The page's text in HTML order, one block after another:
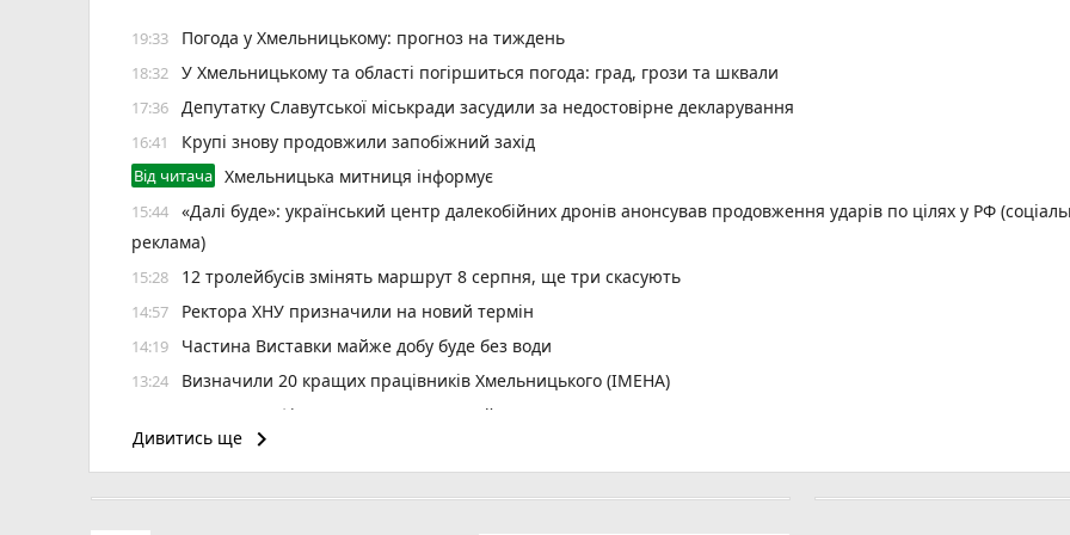
19:33 Погода у Хмельницькому: прогноз на тиждень
18:32 У Хмельницькому та області погіршиться погода: град, грози та шквали
17:36 Депутатку Славутської міськради засудили за недостовірне декларування
16:41 Крупі знову продовжили запобіжний захід
Від читача Хмельницька митниця інформує
15:44
«Далі буде»: український центр далекобійних дронів анонсував продовження ударів по цілях у РФ
реклама)
15:28 12 тролейбусів змінять маршрут 8 серпня, ще три скасують
14:57 Ректора ХНУ призначили на новий термін
14:19 Частина Виставки майже добу буде без води
13:24 Визначили 20 кращих працівників Хмельницького (ІМЕНА)
6 серпня зафіксували температурний рекорд
11:11 «Helpix-Adrenalin» зіграє в першій футзальній лізі України
Дивитись ще keyboard_arrow_right